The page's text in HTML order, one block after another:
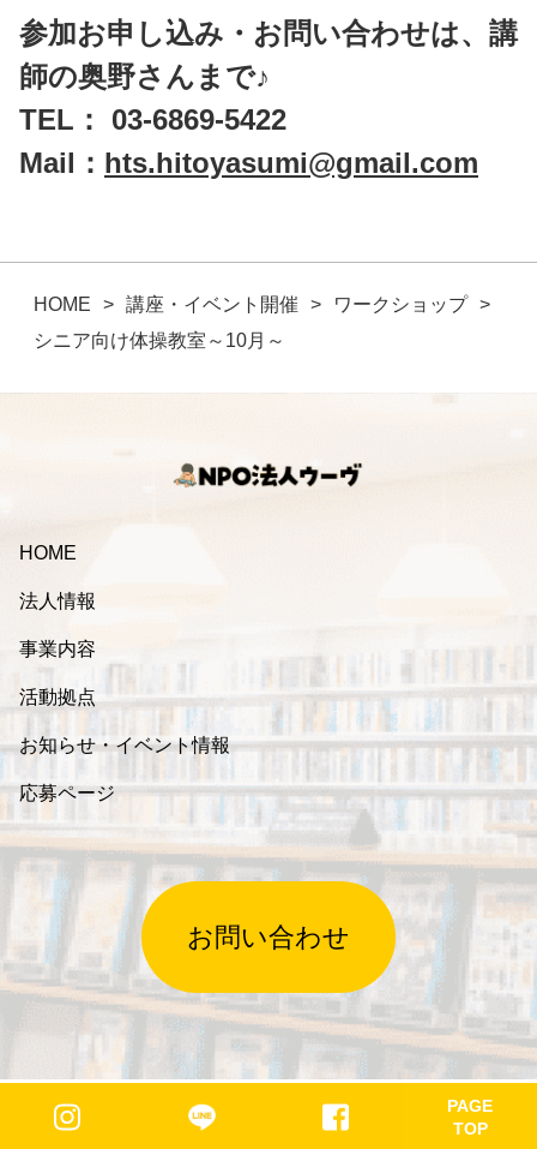
参加お申し込み・お問い合わせは、講
師の奥野さんまで♪
TEL： 03-6869-5422
Mail： hts.hitoyasumi@gmail.com
HOME 講座・イベント開催
ワークショップ
シニア向け体操教室～10月～
HOME
法人情報
事業内容
活動拠点
お知らせ・イベント情報
応募ページ
お問い合わせ
プライバシーポリシー
© NPO corporation ouv All rights reserved.
PAGE
TOP